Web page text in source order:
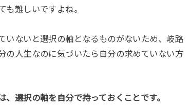
難しいですよね。
いないと選択の軸となるものがないため、岐路
の人生なのに気づいたら自分の求めていない方
選択の軸を自分で持っておくことです。